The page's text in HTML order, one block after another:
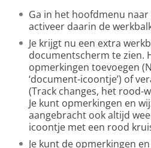
Ga in het hoofdmenu
activeer daarin de werkbalk
Je krijgt nu een extra
documentscherm te zien.
opmerkingen toevoegen
‘document-icoontje’) of
(Track changes, het rood-
Je kunt opmerkingen en
aangebracht ook altijd
icoontje met een rood
Je kunt de opmerkingen